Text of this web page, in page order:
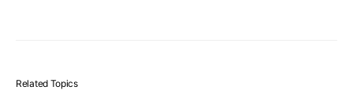
Related Topics